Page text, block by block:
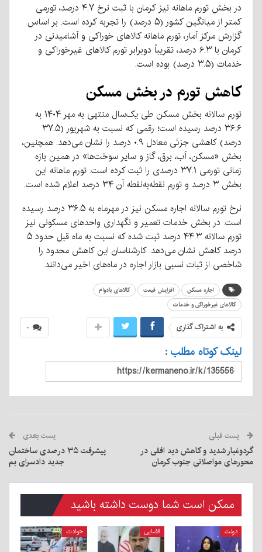
در بخش تورم ماهانه نیز کرمان با ثبت نرخ ۴.۷ درصد، تورمی
کمتر از میانگین کشور (۵ درصد) را تجربه کرده است. بر اساس
گزارش مرکز آمار، تورم ماهانه کالاهای خوراکی و آشامیدنی در
کرمان با ۶.۳ درصد، تقریباً دوبرابر تورم کالاهای غیرخوراکی و
خدمات (۳.۵ درصد) بوده است.
کاهش تورم در بخش مسکن
تورم سالانه بخش مسکن طی یک‌سال منتهی به مهر ۱۴۰۴ به
۳۶.۶ درصد رسیده است؛ رقمی که نسبت به شهریور (۳۷.۵
درصد) کاهشی جزئی معادل ۰.۹ درصد را نشان می‌دهد. همچنین،
بخش «مسکن، آب، برق، گاز و سایر سوخت‌ها» در همین بازه
زمانی تورمی ۳۷.۱ درصدی را ثبت کرده است. تورم ماهانه این
بخش ۳ درصد و تورم نقطه‌به‌نقطه آن ۳۴ درصد اعلام شده است.
نرخ تورم سالانه اجاره مسکن نیز در مهرماه به ۳۶.۵ درصد رسیده
است. در بخش خدمات تعمیر و نگهداری واحدهای مسکونی نیز
تورم سالانه ۴۴.۳ درصد ثبت شده که نسبت به ماه قبل حدود ۵
درصد کاهش نشان می‌دهد. کارشناسان این کاهش محدود را
شاخصی از ثبات نسبی بازار اجاره در ماه‌های اخیر می‌دانند.
اجاره مسکن افزایش قیمت
کالاهای بادوام
کالاهای غیرخوراکی و خدمات
۰ به اشتراک گذاری
لینک کوتاه مطلب :
پست قبلی
گردوغبار شدید و کاهش دید افقی در
محورهای مواصلاتی جنوب کرمان
پست بعدی
پیشرفت ۳۵ درصدی ساختمان
جدید دادسرای بم
ممکن است شما دوست داشته باشید
دولت قضایی حوادث